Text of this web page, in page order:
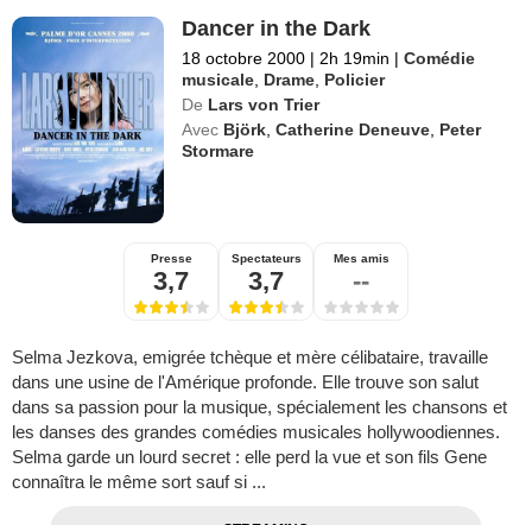
Dancer in the Dark
18 octobre 2000 | 2h 19min | Comédie
musicale, Drame, Policier
De Lars von Trier
Avec Björk,Catherine Deneuve, Peter
Stormare
Presse
3,7
Spectateurs
3,7
Mes amis
--
Selma Jezkova, emigrée tchèque et mère célibataire, travaille
dans une usine de l'Amérique profonde. Elle trouve son salut
dans sa passion pour la musique, spécialement les chansons et
les danses des grandes comédies musicales hollywoodiennes.
Selma garde un lourd secret : elle perd la vue et son fils Gene
connaîtra le même sort sauf si ...